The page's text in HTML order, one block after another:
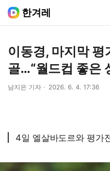
한겨레
이동경, 마지막 평
골…“월드컵 좋은
남지은 기자 2026. 6. 4. 17:36
4일 엘살바도르와 평가